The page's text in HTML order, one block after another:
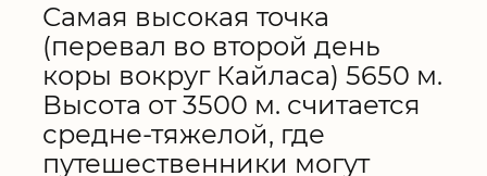
Самая высокая точка
(перевал во второй день
коры вокруг Кайласа) 5650 м.
Высота от 3500 м. считается
средне-тяжелой, где
путешественники могут